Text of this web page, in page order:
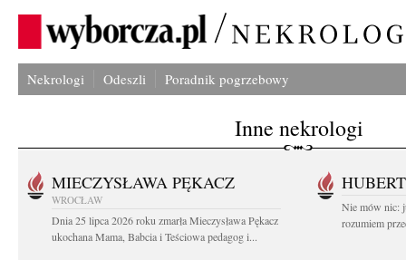
Nekrologi Odeszli Poradnik pogrzebowy
Inne nekrologi
MIECZYSŁAWA PĘKACZ
WROCŁAW
Dnia 25 lipca 2026 roku zmarła Mieczysława Pękacz
ukochana Mama, Babcia i Teściowa pedagog i...
Nie mów nic:
rozumiem